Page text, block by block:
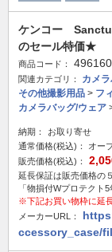
ケンコー
のセール特価★
商品コード：
関連カテゴリ： カメ
その他撮影用品 > フ
カメラバッグ/ウェア
納期：
お取り寄せ
通常価格(税込)：
オー
販売価格(税込)：
延長保証は販売価格の
「物損付Wプロテクト
※下記お買い物枠に延
メーカーURL：
ccessory_case/